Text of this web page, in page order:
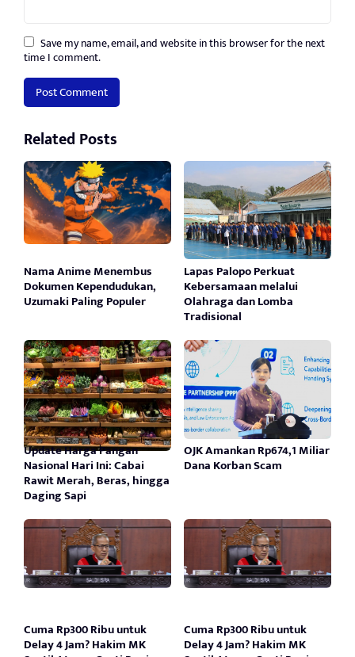
Save my name, email, and website in this browser for the next
time I comment.
Related Posts
Nama Anime Menembus
Dokumen Kependudukan,
Uzumaki Paling Populer
Lapas Palopo Perkuat
Kebersamaan melalui
Olahraga dan Lomba
Tradisional
Update Harga Pangan
Nasional Hari Ini: Cabai
Rawit Merah, Beras, hingga
Daging Sapi
OJK Amankan Rp674,1 Miliar
Dana Korban Scam
Cuma Rp300 Ribu untuk
Delay 4 Jam? Hakim MK
Cuma Rp300 Ribu untuk
Delay 4 Jam? Hakim MK